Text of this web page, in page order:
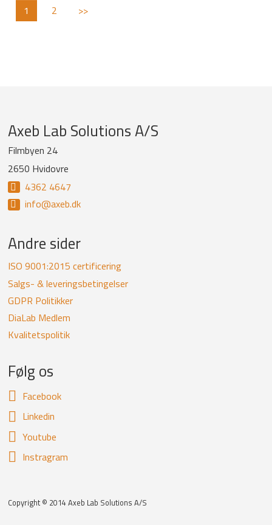
1 2 >>
Company
information
and
newsletter
Axeb Lab Solutions A/S
Filmbyen 24
2650 Hvidovre
4362 4647
info@axeb.dk
Copyright © 2014 Axeb Lab Solutions A/S
Andre sider
ISO 9001:2015 certificering
Salgs- & leveringsbetingelser
GDPR Politikker
DiaLab Medlem
Kvalitetspolitik
Følg os
Facebook
Linkedin
Youtube
Instragram